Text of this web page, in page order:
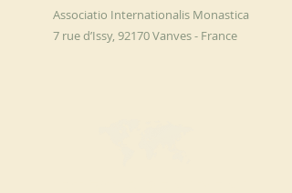
Associatio Internationalis Monastica
7 rue d’Issy, 92170 Vanves - France